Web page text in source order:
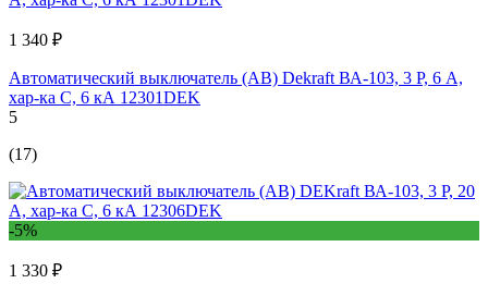
1 340 ₽
Автоматический выключатель (АВ) Dekraft ВА-103, 3 Р, 6 А,
хар-ка C, 6 кА 12301DEK
5
(17)
-5%
1 330 ₽